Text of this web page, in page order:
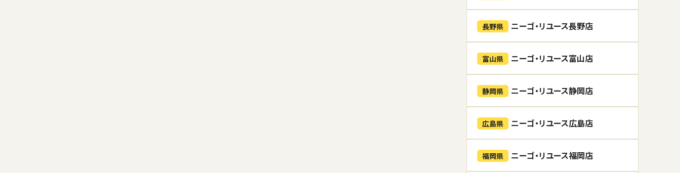
長野県 ニーゴ・リユース長野店
富山県 ニーゴ・リユース富山店
静岡県 ニーゴ・リユース静岡店
広島県 ニーゴ・リユース広島店
福岡県 ニーゴ・リユース福岡店